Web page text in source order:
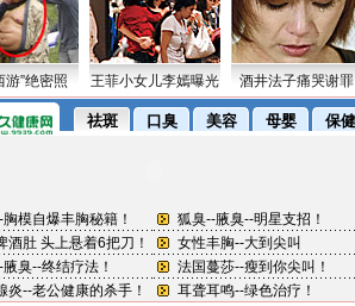
游”绝密照 王菲小女儿李嫣曝光 酒井法子痛哭谢罪